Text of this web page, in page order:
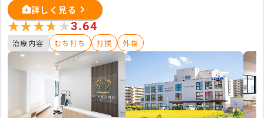
詳しく見る
★★★★★
★★★★★3.64
治療内容 むち打ち 打撲 外傷